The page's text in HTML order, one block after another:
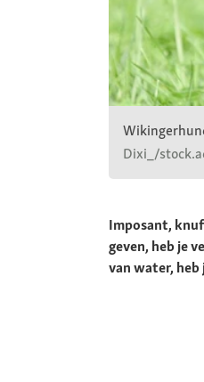
Dixi_/
Imposant,
geven, heb je
van water, heb